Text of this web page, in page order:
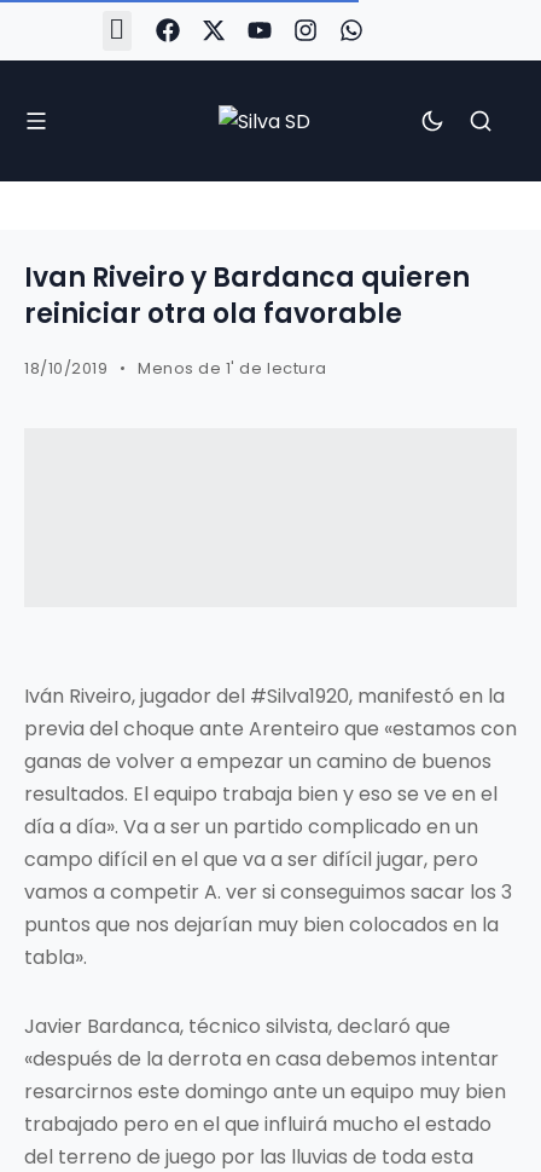
Ivan Riveiro y Bardanca quieren
reiniciar otra ola favorable
18/10/2019 Menos de 1' de lectura
Iván Riveiro, jugador del #Silva1920, manifestó en la
previa del choque ante Arenteiro que «estamos con
ganas de volver a empezar un camino de buenos
resultados. El equipo trabaja bien y eso se ve en el
día a día». Va a ser un partido complicado en un
campo difícil en el que va a ser difícil jugar, pero
vamos a competir A. ver si conseguimos sacar los 3
puntos que nos dejarían muy bien colocados en la
tabla».
Javier Bardanca, técnico silvista, declaró que
«después de la derrota en casa debemos intentar
resarcirnos este domingo ante un equipo muy bien
trabajado pero en el que influirá mucho el estado
del terreno de juego por las lluvias de toda esta